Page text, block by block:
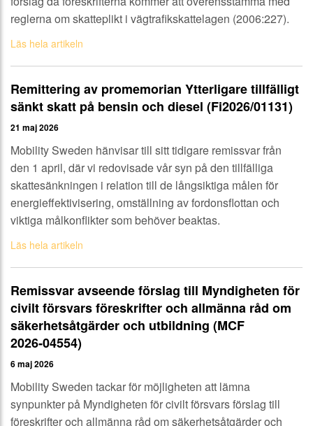
reglerna om skatteplikt i vägtrafikskattelagen (2006:227).
Läs hela artikeln
Remittering av promemorian Ytterligare tillfälligt
sänkt skatt på bensin och diesel (Fi2026/01131)
21 maj 2026
Mobility Sweden hänvisar till sitt tidigare remissvar från
den 1 april, där vi redovisade vår syn på den tillfälliga
skattesänkningen i relation till de långsiktiga målen för
energieffektivisering, omställning av fordonsflottan och
viktiga målkonflikter som behöver beaktas.
Läs hela artikeln
Remissvar avseende förslag till Myndigheten för
civilt försvars föreskrifter och allmänna råd om
säkerhetsåtgärder och utbildning (MCF
2026‑04554)
6 maj 2026
Mobility Sweden tackar för möjligheten att lämna
synpunkter på Myndigheten för civilt försvars förslag till
föreskrifter och allmänna råd om säkerhetsåtgärder och